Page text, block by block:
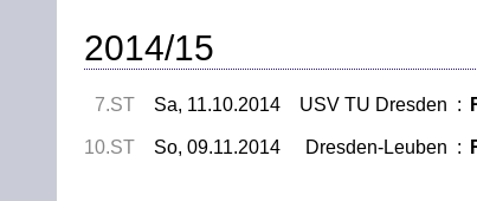
2014/15
7.ST Sa, 11.10.2014 USV TU Dresden :
10.ST So, 09.11.2014 Dresden-Leuben :